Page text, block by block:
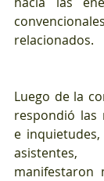
relacionados.
Luego de la
respondió las
e
manifestaron